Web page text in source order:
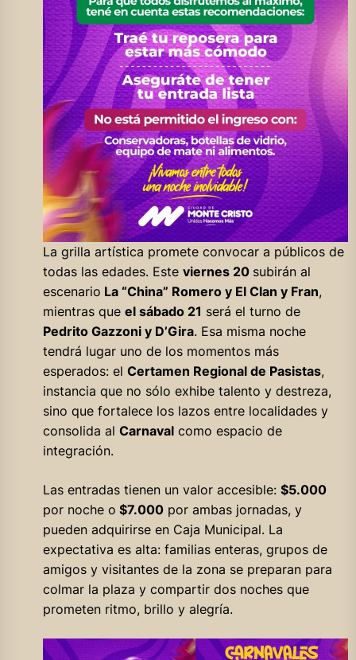
La grilla artística promete convocar a públicos de
todas las edades. Este viernes 20 subirán al
escenario La “China” Romero y El Clan y Fran,
mientras que el sábado 21 será el turno de
Pedrito Gazzoni y D’Gira. Esa misma noche
tendrá lugar uno de los momentos más
esperados: el Certamen Regional de Pasistas,
instancia que no sólo exhibe talento y destreza,
sino que fortalece los lazos entre localidades y
consolida al Carnavalcomo espacio de
integración.
Las entradas tienen un valor accesible: $5.000
por noche o $7.000por ambas jornadas, y
pueden adquirirse en Caja Municipal. La
expectativa es alta: familias enteras, grupos de
amigos y visitantes de la zona se preparan para
colmar la plaza y compartir dos noches que
prometen ritmo, brillo y alegría.